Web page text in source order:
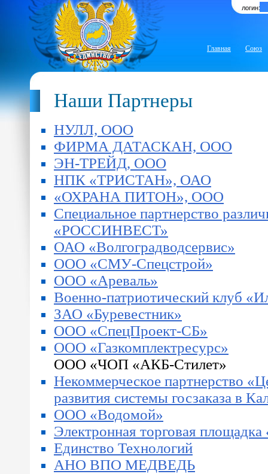
логин:
Главная Союз
Наши Партнеры
НУЛЛ, ООО
ФИРМА ДАТАСКАН, ООО
ЭН-ТРЕЙД, ООО
НПК «ТРИСТАН», ОАО
«ОХРАНА ПИТОН», ООО
Специальное партнерство
«РОССИНВЕСТ»
ОАО «Волгоградводсервис»
ООО «СМУ-Спецстрой»
ООО «Ареваль»
Военно-патриотический клуб
ЗАО «Буревестник»
ООО «СпецПроект-СБ»
ООО «Газкомплектресурс»
ООО «ЧОП «АКБ-Стилет»
Некоммерческое партнерство
развития системы госзаказа в
ООО «Водомой»
Электронная торговая площадка
Единство Технологий
АНО ВПО МЕДВЕДЬ